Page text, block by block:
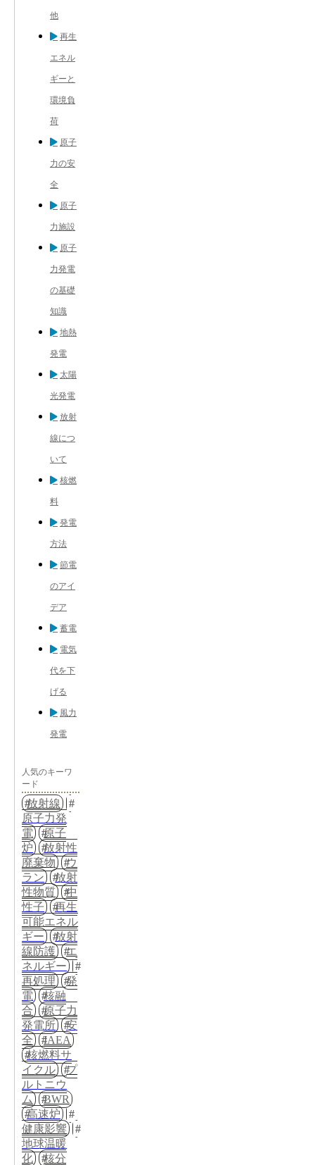
他
再生
エネル
ギーと
環境負
荷
原子
力の安
全
原子
力施設
原子
力発電
の基礎
知識
地熱
発電
太陽
光発電
放射
線につ
いて
核燃
料
発電
方法
節電
のアイ
デア
蓄電
電気
代を下
げる
風力
発電
人気のキーワ
ード
放射線
原子力発
電
原子
炉
放射性
廃棄物
ウ
ラン
放射
性物質
中
性子
再生
可能エネル
ギー
放射
線防護
エ
ネルギー
再処理
発
電
核融
合
原子力
発電所
安
全
IAEA
核燃料サ
イクル
プ
ルトニウ
ム
BWR
高速炉
健康影響
地球温暖
化
核分